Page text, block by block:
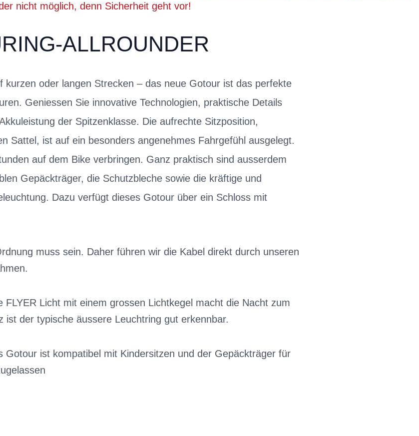
nicht möglich, denn Sicherheit geht vor!
ALLROUNDER
kurzen oder langen Strecken – das neue Gotour ist das perfekte
Geniessen Sie innovative Technologien, praktische Details
der Spitzenklasse. Die aufrechte Sitzposition,
Sattel, ist auf ein besonders angenehmes Fahrgefühl ausgelegt.
auf dem Bike verbringen. Ganz praktisch sind ausserdem
Gepäckträger, die Schutzbleche sowie die kräftige und
Dazu verfügt dieses Gotour über ein Schloss mit
muss sein. Daher führen wir die Kabel direkt durch unseren
FLYER Licht mit einem grossen Lichtkegel macht die Nacht zum
ist der typische äussere Leuchtring gut erkennbar.
Gotour ist kompatibel mit Kindersitzen und der Gepäckträger für